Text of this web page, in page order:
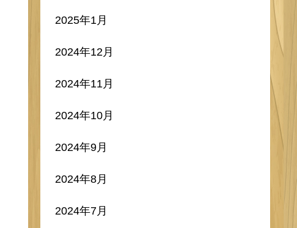
2025年1月
2024年12月
2024年11月
2024年10月
2024年9月
2024年8月
2024年7月